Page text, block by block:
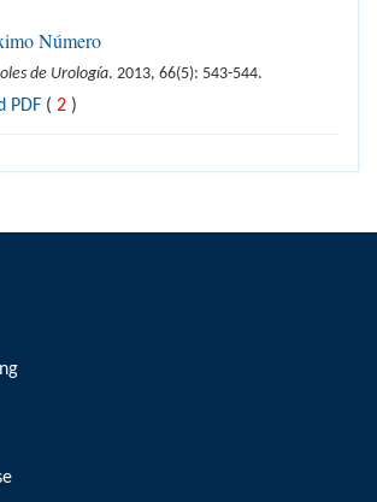
Número
de Urología. 2013, 66(5): 543-544.
PDF ( 2 )